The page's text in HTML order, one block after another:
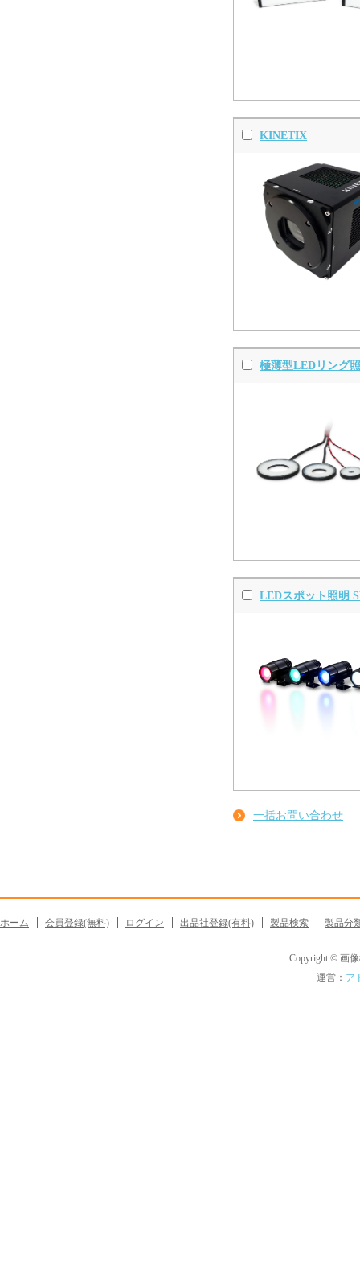
KINETIX
極薄型LEDリング
LEDスポット照明
一括お問い合わせ
ホーム 会員登録(無料) ログイン 出品社登録(有料) 製品検索 製品分
Copyright © 画像
運営： ア